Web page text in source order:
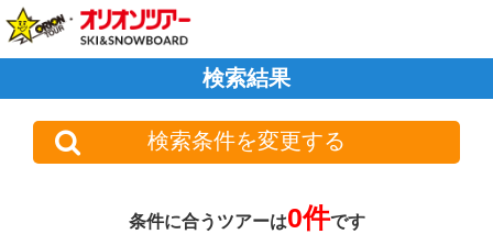
検索結果
検索条件を変更する
条件に合うツアーは0件です